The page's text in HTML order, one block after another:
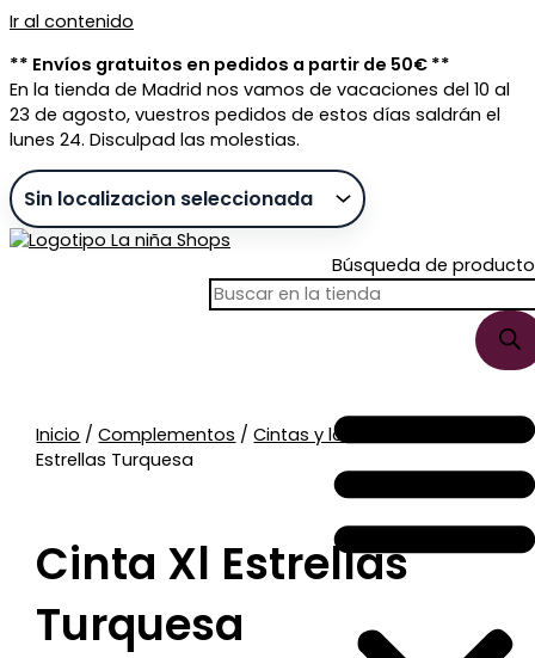
Ir al contenido
** Envíos gratuitos en pedidos a partir de 50€ **
En la tienda de Madrid nos vamos de vacaciones del 10 al
23 de agosto, vuestros pedidos de estos días saldrán el
lunes 24. Disculpad las molestias.
Búsqueda de
Inicio /Complementos /Cintas y lazos
Estrellas Turquesa
Cinta Xl Estrellas
Turquesa